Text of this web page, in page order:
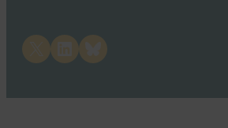
Share on LinkedInShare on Bluesky